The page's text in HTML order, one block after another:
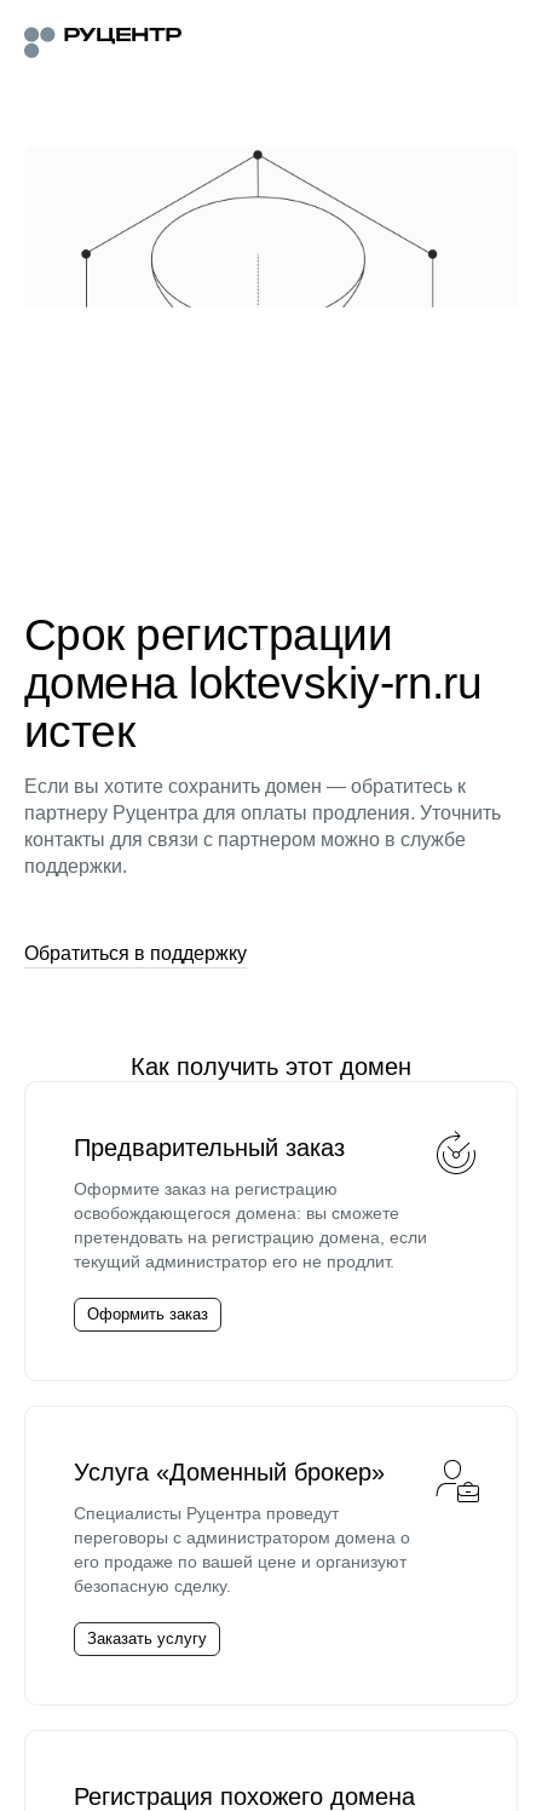
Срок регистрации
домена loktevskiy-rn.ru
истек
Если вы хотите сохранить домен — обратитесь к
партнеру Руцентра для оплаты продления. Уточнить
контакты для связи с партнером можно в службе
поддержки.
Обратиться в поддержку
Как получить этот домен
Предварительный заказ
Оформите заказ на регистрацию
освобождающегося домена: вы сможете
претендовать на регистрацию домена, если
текущий администратор его не продлит.
Оформить заказ
Услуга «Доменный брокер»
Специалисты Руцентра проведут
переговоры с администратором домена о
его продаже по вашей цене и организуют
безопасную сделку.
Заказать услугу
Регистрация похожего домена